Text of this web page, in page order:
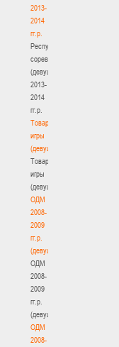
2013-
2014
гг.р.
Республиканские
соревнования
(девушки)
2013-
2014
гг.р.
Товарищеские
игры
(девушки)
Товарищеские
игры
(девушки)
ОДМ
2008-
2009
гг.р.
(девушки)
ОДМ
2008-
2009
гг.р.
(девушки)
ОДМ
2008-